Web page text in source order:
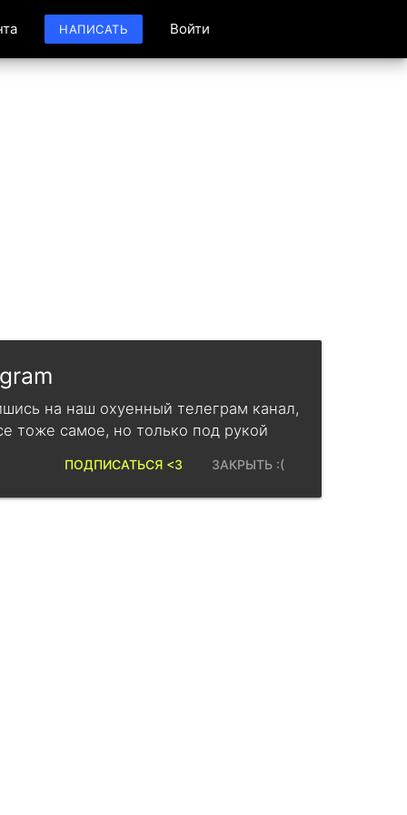
НАПИСАТЬ Войти
на наш охуенный телеграм канал,
тоже самое, но только под рукой
ЗАКРЫТЬ :(
ПОДПИСАТЬСЯ <3